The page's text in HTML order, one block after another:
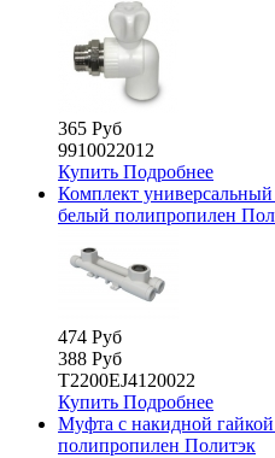
365 Руб
9910022012
Купить Подробнее
Комплект
белый полипропилен
474 Руб
388 Руб
T2200EJ4120022
Купить Подробнее
Муфта с накидной
полипропилен Политэк